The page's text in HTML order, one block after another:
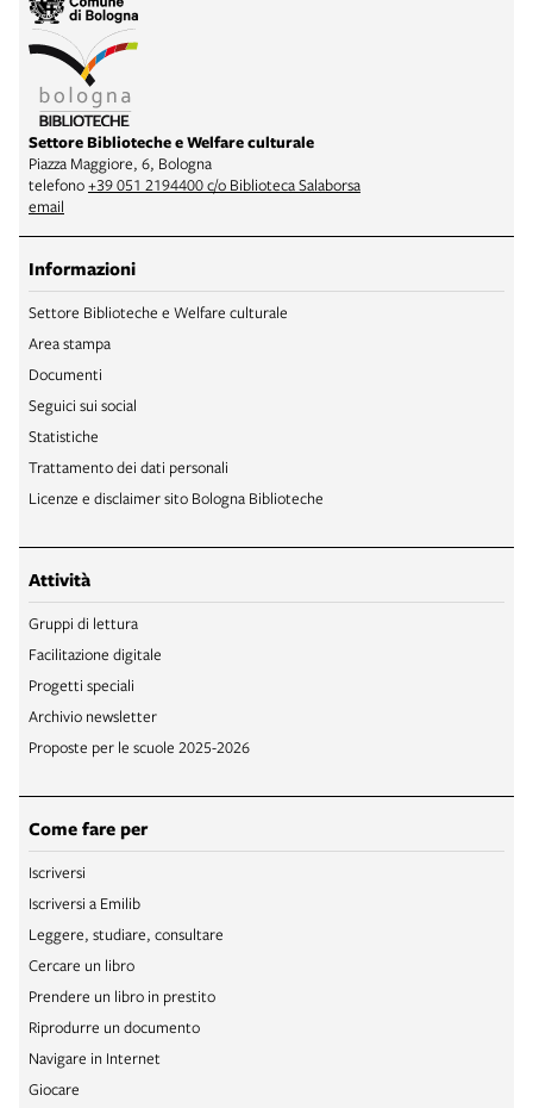
Settore Biblioteche e Welfare culturale
Piazza Maggiore, 6, Bologna
telefono+39 051 2194400 c/o Biblioteca Salaborsa
email
Informazioni
Settore Biblioteche e Welfare culturale
Area stampa
Documenti
Seguici sui social
Statistiche
Trattamento dei dati personali
Licenze e disclaimer sito Bologna Biblioteche
Attività
Gruppi di lettura
Facilitazione digitale
Progetti speciali
Archivio newsletter
Proposte per le scuole 2025-2026
Come fare per
Iscriversi
Iscriversi a Emilib
Leggere, studiare, consultare
Cercare un libro
Prendere un libro in prestito
Riprodurre un documento
Navigare in Internet
Giocare